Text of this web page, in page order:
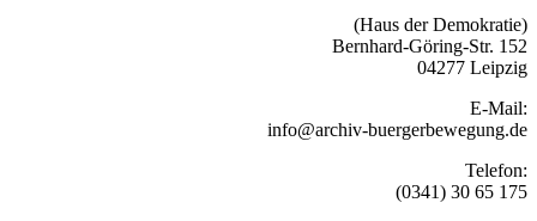
(Haus der Demokratie)
Bernhard-Göring-Str. 152
04277 Leipzig
E-Mail:
info@archiv-buergerbewegung.de
Telefon:
(0341) 30 65 175